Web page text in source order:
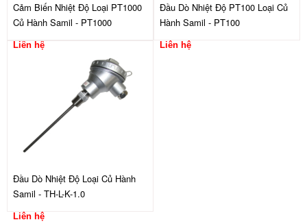
Cảm Biến Nhiệt Độ Loại PT1000
Củ Hành Samil - PT1000
Liên hệ
Đầu Dò Nhiệt Độ PT100 Loại Củ
Hành Samil - PT100
Liên hệ
Đầu Dò Nhiệt Độ Loại Củ Hành
Samil - TH-L-K-1.0
Liên hệ